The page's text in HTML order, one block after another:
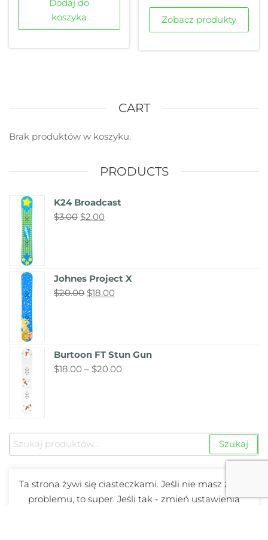
Dodaj do
koszyka
Zobacz produkty
CART
Brak produktów w koszyku.
PRODUCTS
K24 Broadcast
$3.00 $2.00
Johnes Project X
$20.00 $18.00
Burtoon FT Stun Gun
$18.00 – $20.00
Szukaj
Ta strona żywi się ciasteczkami. Jeśli nie masz z tym
problemu, to super. Jeśli tak - zmień ustawienia